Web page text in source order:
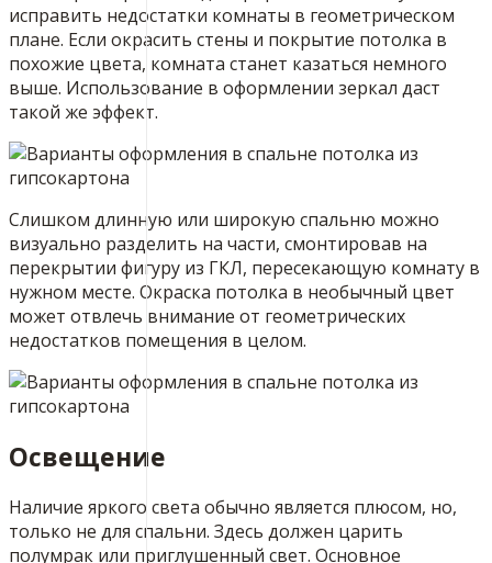
исправить недостатки комнаты в геометрическом
плане. Если окрасить стены и покрытие потолка в
похожие цвета, комната станет казаться немного
выше. Использование в оформлении зеркал даст
такой же эффект.
Слишком длинную или широкую спальню можно
визуально разделить на части, смонтировав на
перекрытии фигуру из ГКЛ, пересекающую комнату в
нужном месте. Окраска потолка в необычный цвет
может отвлечь внимание от геометрических
недостатков помещения в целом.
Освещение
Наличие яркого света обычно является плюсом, но,
только не для спальни. Здесь должен царить
полумрак или приглушенный свет. Основное